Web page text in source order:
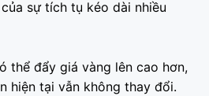
sự tích tụ kéo dài nhiều
thể đẩy giá vàng lên cao hơn,
hiện tại vẫn không thay đổi.